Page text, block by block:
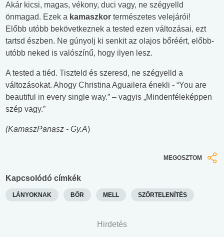
Akár kicsi, magas, vékony, duci vagy, ne szégyelld
önmagad. Ezek a kamaszkor természetes velejárói!
Előbb utóbb bekövetkeznek a tested ezen változásai, ezt
tartsd észben. Ne gúnyolj ki senkit az olajos bőréért, előbb-
utóbb neked is valószínű, hogy ilyen lesz.
A tested a tiéd. Tiszteld és szeresd, ne szégyelld a
változásokat. Ahogy Christina Aguailera énekli - “You are
beautiful in every single way.” – vagyis „Mindenféleképpen
szép vagy.”
(KamaszPanasz - Gy.A)
MEGOSZTOM
Kapcsolódó címkék
LÁNYOKNAK BŐR MELL SZŐRTELENÍTÉS
Hirdetés